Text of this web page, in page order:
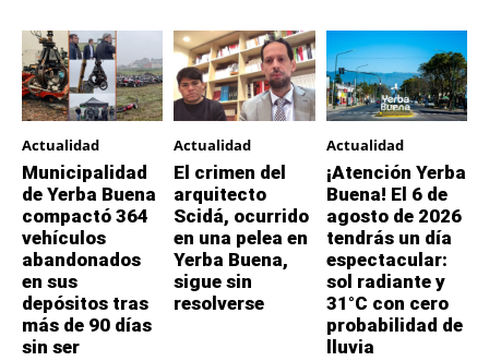
Actualidad
Municipalidad
de Yerba Buena
compactó 364
vehículos
abandonados
en sus
depósitos tras
más de 90 días
sin ser
Actualidad
El crimen del
arquitecto
Scidá, ocurrido
en una pelea en
Yerba Buena,
sigue sin
resolverse
Actualidad
¡Atención Yerba
Buena! El 6 de
agosto de 2026
tendrás un día
espectacular:
sol radiante y
31°C con cero
probabilidad de
lluvia